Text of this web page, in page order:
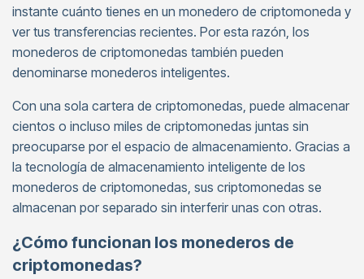
instante cuánto tienes en un monedero de criptomoneda y
ver tus transferencias recientes. Por esta razón, los
monederos de criptomonedas también pueden
denominarse monederos inteligentes.
Con una sola cartera de criptomonedas, puede almacenar
cientos o incluso miles de criptomonedas juntas sin
preocuparse por el espacio de almacenamiento. Gracias a
la tecnología de almacenamiento inteligente de los
monederos de criptomonedas, sus criptomonedas se
almacenan por separado sin interferir unas con otras.
¿Cómo funcionan los monederos de
criptomonedas?